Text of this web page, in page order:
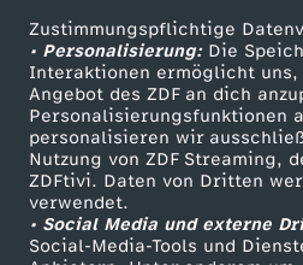
Zustimmungspflichtige
• Personalisierung:Die
Interaktionen ermöglicht uns,
Angebot des ZDF an dich
Personalisierungsfunktionen
personalisieren wir
Nutzung von ZDF Streaming,
ZDFtivi. Daten von Dritten
verwendet.
• Social Media und externe
Social-Media-Tools und
s
t
2
0
Livestreams
Sendungen A-Z
TV-Programm
ZDF Unternehmen